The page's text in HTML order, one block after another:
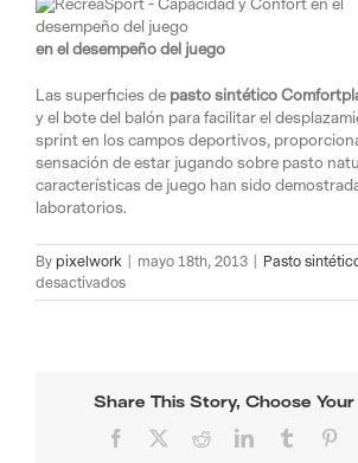
en el desempeño del juego
Las superficies de pasto sintético
y el bote del balón para facilitar el
sprint en los campos deportivos,
sensación de estar jugando sobre pasto
características de juego han sido
laboratorios.
By pixelwork mayo 18th, 2013 Pasto
desactivadosen
Pasto
Share This Story, Choose
Facebook RedditLinkedInTumblr